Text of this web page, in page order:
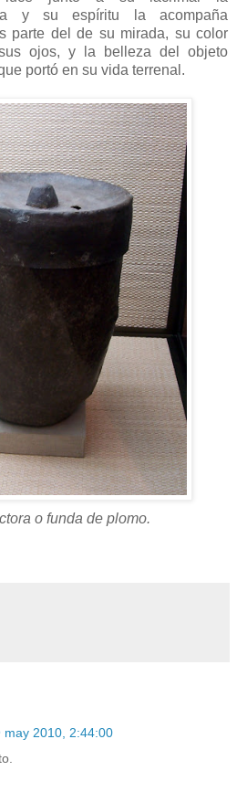
y su espíritu la acompaña
parte del de su mirada, su color
ojos, y la belleza del objeto
portó en su vida terrenal.
o funda de plomo.
may 2010, 2:44:00